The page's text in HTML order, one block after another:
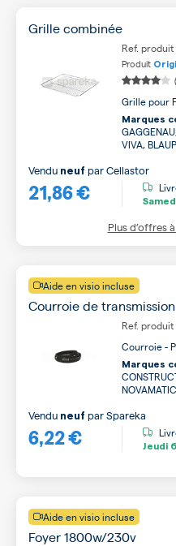
Grille combinée
Ref. produit
Produit
Grille pour
Marques
VIVA,
21,86 €
Vendu neuf parCellastor
Plus d’offres
Aide en visio incluse
Courroie de transmission
Ref.
Courroie -
Marques
NOVAMATIC
6,22 €
Vendu neuf parSpareka
Jeudi
Aide en visio incluse
Foyer 1800w/230v